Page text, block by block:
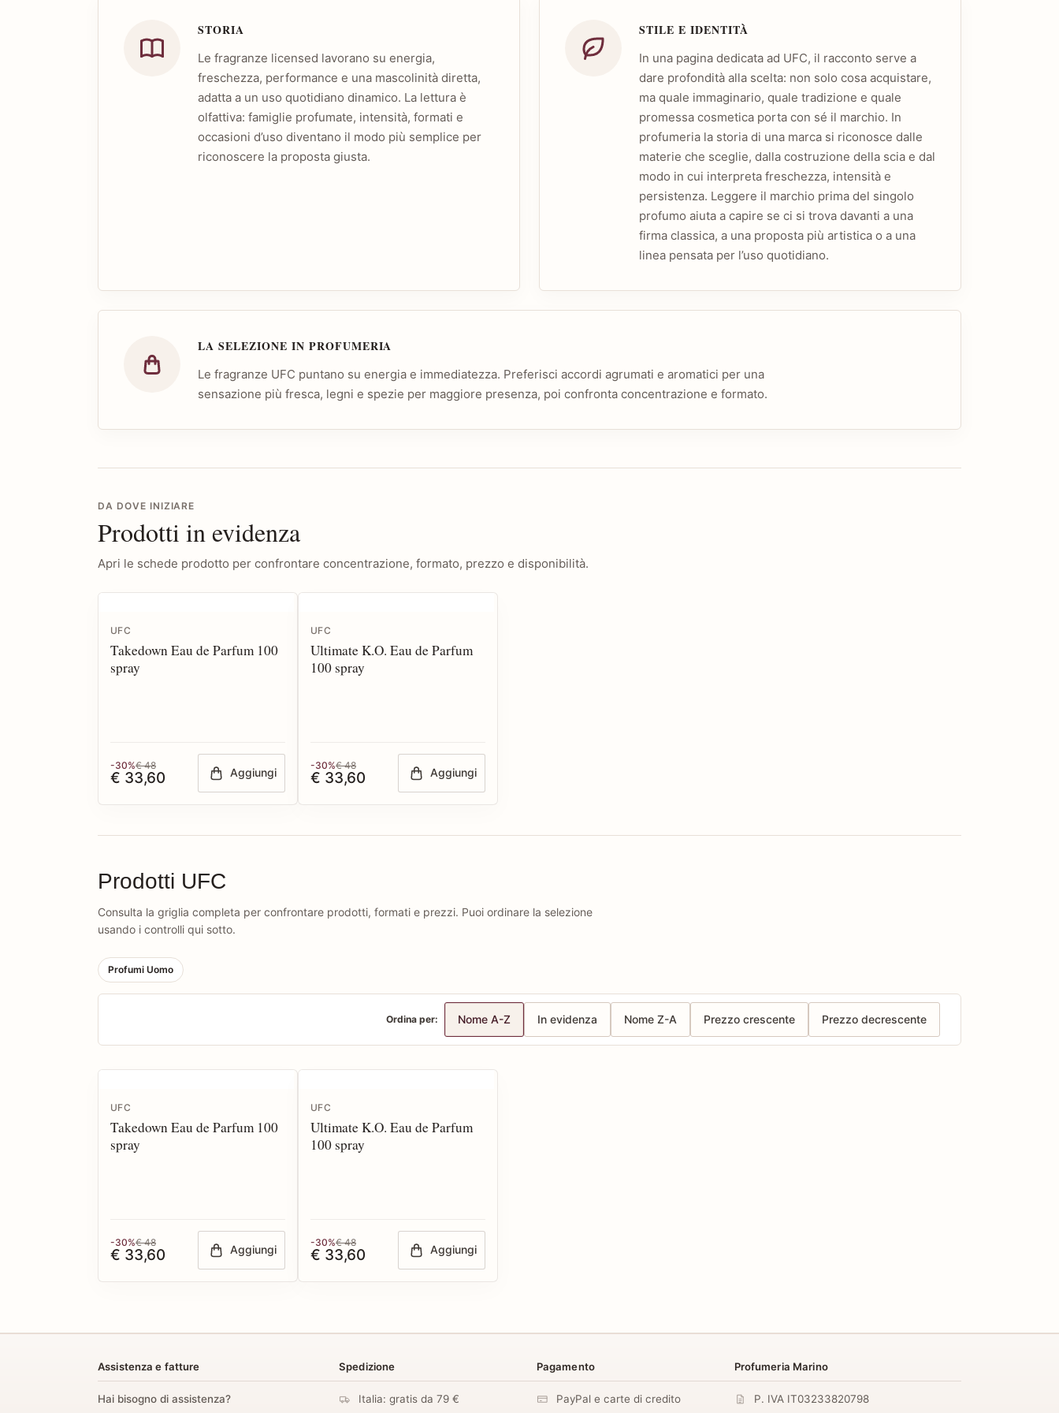
STORIA
Le fragranze licensed lavorano su energia,
freschezza, performance e una mascolinità diretta,
adatta a un uso quotidiano dinamico. La lettura è
olfattiva: famiglie profumate, intensità, formati e
occasioni d’uso diventano il modo più semplice per
riconoscere la proposta giusta.
STILE E IDENTITÀ
In una pagina dedicata ad UFC, il racconto serve a
dare profondità alla scelta: non solo cosa acquistare,
ma quale immaginario, quale tradizione e quale
promessa cosmetica porta con sé il marchio. In
profumeria la storia di una marca si riconosce dalle
materie che sceglie, dalla costruzione della scia e dal
modo in cui interpreta freschezza, intensità e
persistenza. Leggere il marchio prima del singolo
profumo aiuta a capire se ci si trova davanti a una
firma classica, a una proposta più artistica o a una
linea pensata per l’uso quotidiano.
LA SELEZIONE IN PROFUMERIA
Le fragranze UFC puntano su energia e immediatezza. Preferisci accordi agrumati e aromatici per una
sensazione più fresca, legni e spezie per maggiore presenza, poi confronta concentrazione e formato.
DA DOVE INIZIARE
Prodotti in evidenza
Apri le schede prodotto per confrontare concentrazione, formato, prezzo e disponibilità.
UFC
Takedown Eau de Parfum 100
spray
-30%€ 48
€ 33,60 Aggiungi
UFC
Ultimate K.O. Eau de Parfum
100 spray
-30%€ 48
€ 33,60 Aggiungi
Prodotti UFC
Consulta la griglia completa per confrontare prodotti, formati e prezzi. Puoi ordinare la selezione
usando i controlli qui sotto.
Profumi Uomo
Ordina per: Nome A-Z In evidenza Nome Z-A Prezzo crescente Prezzo decrescente
UFC
Takedown Eau de Parfum 100
spray
-30%€ 48
€ 33,60 Aggiungi
UFC
Ultimate K.O. Eau de Parfum
100 spray
-30%€ 48
€ 33,60 Aggiungi
Assistenza e fatture
Hai bisogno di assistenza?
Spedizione
Italia: gratis da 79 €
Pagamento
PayPal e carte di credito
Profumeria Marino
P. IVA IT03233820798